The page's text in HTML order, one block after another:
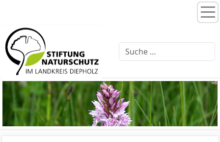
Home
Stiftungsprogramme
Moorentwicklung 3.0
Schlattprogramm
Fließgewässerrenaturierung
Ellernbäke